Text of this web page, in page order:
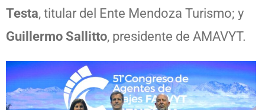
Testa, titular del Ente Mendoza Turismo; y
Guillermo Sallitto, presidente de AMAVYT.